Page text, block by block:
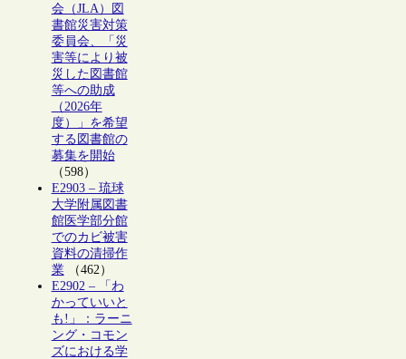
会（JLA）図
書館災害対策
委員会、「災
害等により被
災した図書館
等への助成
（2026年
度）」を希望
する図書館の
募集を開始
（598）
E2903 – 琉球
大学附属図書
館医学部分館
でのカビ被害
資料の清掃作
業（462）
E2902 – 「わ
かっていいと
も!」：ラーニ
ング・コモン
ズにおける学